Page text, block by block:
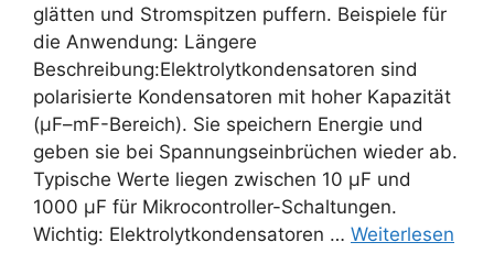
glätten und Stromspitzen puffern. Beispiele für
die Anwendung: Längere
Beschreibung:Elektrolytkondensatoren sind
polarisierte Kondensatoren mit hoher Kapazität
(µF–mF-Bereich). Sie speichern Energie und
geben sie bei Spannungseinbrüchen wieder ab.
Typische Werte liegen zwischen 10 µF und
1000 µF für Mikrocontroller-Schaltungen.
Wichtig: Elektrolytkondensatoren … Weiterlesen